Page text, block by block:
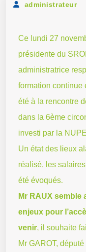
administrateur
Ce lundi 27
présidente du
administratrice
formation continue
été à la rencontre
dans la 6ème
investi par la
Un état des lieux
réalisé, les
été évoqués.
Mr RAUX semble
enjeux pour
venir, il souhaite
Mr GAROT,